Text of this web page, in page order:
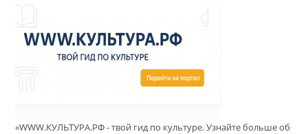
«WWW.КУЛЬТУРА.РФ - твой гид по культуре. Узнайте больше об